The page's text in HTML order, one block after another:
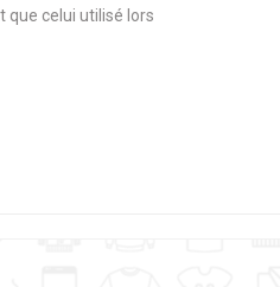
que celui utilisé lors